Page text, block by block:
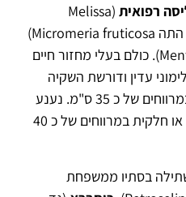
רפואית (Melissa
(אזוב התה Micromeria fruticosa)
שונים (Mentha spicata). כולם בעלי מחזור חיים
עדין ודורשת השקיה
מרובה. נשתול בשמש חלקית במרווחים של כ 35 ס"מ. נענע
וזוטא נשתול תחת שמש מלאה או חלקית במרווחים של כ 40
בסתיו ממשפחת